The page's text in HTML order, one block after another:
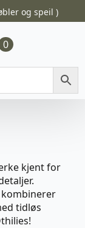
og speil )
0
kjent for
tidløs